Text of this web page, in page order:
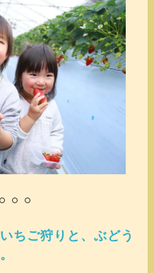
ちご狩りと、ぶどう